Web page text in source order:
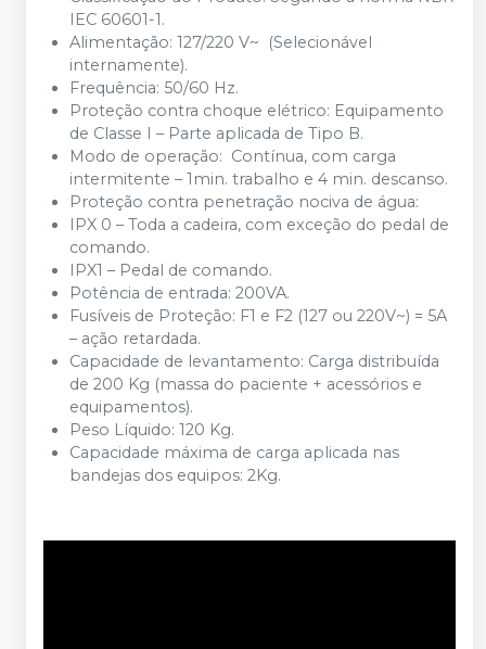
IEC 60601-1.
Alimentação: 127/220 V~ (Selecionável
internamente).
Frequência: 50/60 Hz.
Proteção contra choque elétrico: Equipamento
de Classe I – Parte aplicada de Tipo B.
Modo de operação: Contínua, com carga
intermitente – 1min. trabalho e 4 min. descanso.
Proteção contra penetração nociva de água:
IPX 0 – Toda a cadeira, com exceção do pedal de
comando.
IPX1 – Pedal de comando.
Potência de entrada: 200VA.
Fusíveis de Proteção: F1 e F2 (127 ou 220V~) = 5A
– ação retardada.
Capacidade de levantamento: Carga distribuída
de 200 Kg (massa do paciente + acessórios e
equipamentos).
Peso Líquido: 120 Kg.
Capacidade máxima de carga aplicada nas
bandejas dos equipos: 2Kg.